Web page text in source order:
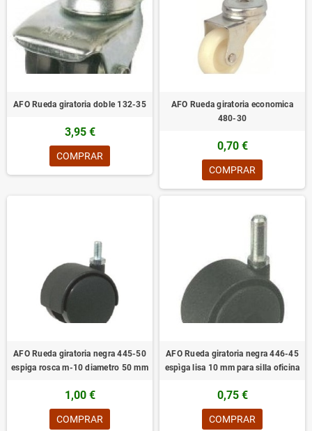
AFO Rueda giratoria doble 132-35
3,95 €
COMPRAR
AFO Rueda giratoria economica
480-30
0,70 €
COMPRAR
AFO Rueda giratoria negra 445-50
espiga rosca m-10 diametro 50 mm
1,00 €
COMPRAR
AFO Rueda giratoria negra 446-45
espìga lisa 10 mm para silla oficina
0,75 €
COMPRAR